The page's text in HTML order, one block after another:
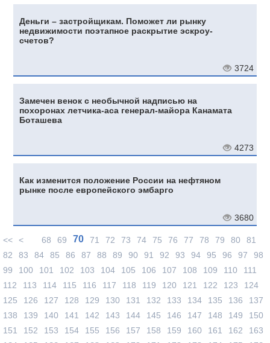
Деньги – застройщикам. Поможет ли рынку
недвижимости поэтапное раскрытие эскроу-
счетов?
3724
Замечен венок с необычной надписью на
похоронах летчика-аса генерал-майора Канамата
Боташева
4273
Как изменится положение России на нефтяном
рынке после европейского эмбарго
3680
<< < 68 69 70 71 72 73 74 75 76 77 78 79 80
81
82
83 84 85 86 87 88 89 90 91 92 93 94 95 96 97
98
99
100 101 102 103 104 105 106 107 108 109 110
111
112
113 114 115 116 117 118 119 120 121 122 123
124
125
126 127 128 129 130 131 132 133 134 135 136
137
138
139 140 141 142 143 144 145 146 147 148 149
150
151
152 153 154 155 156 157 158 159 160 161 162
163